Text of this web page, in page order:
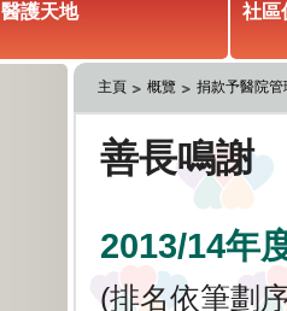
醫護天地 社區
主頁 概覽 捐款予醫院管